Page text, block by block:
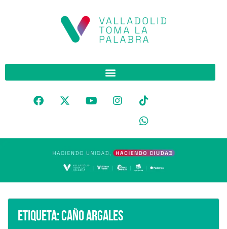
Etiqueta:Caño Argales